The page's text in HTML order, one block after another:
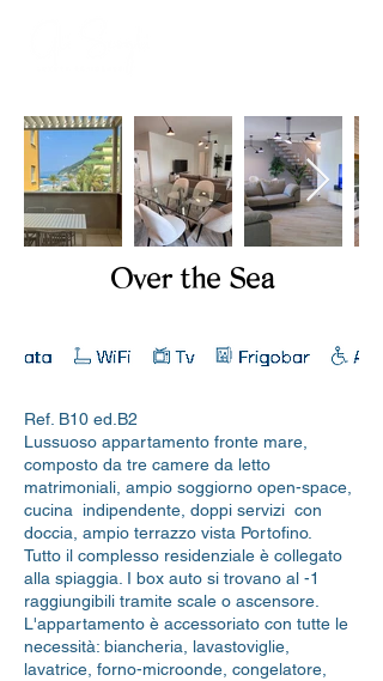
Over the Sea
Ref. B10 ed.B2
Lussuoso appartamento fronte mare,
composto da tre camere da letto
matrimoniali, ampio soggiorno open-space,
cucina indipendente, doppi servizi con
doccia, ampio terrazzo vista Portofino.
Tutto il complesso residenziale è collegato
alla spiaggia. I box auto si trovano al -1
raggiungibili tramite scale o ascensore.
L'appartamento è accessoriato con tutte le
necessità: biancheria, lavastoviglie,
lavatrice, forno-microonde, congelatore,